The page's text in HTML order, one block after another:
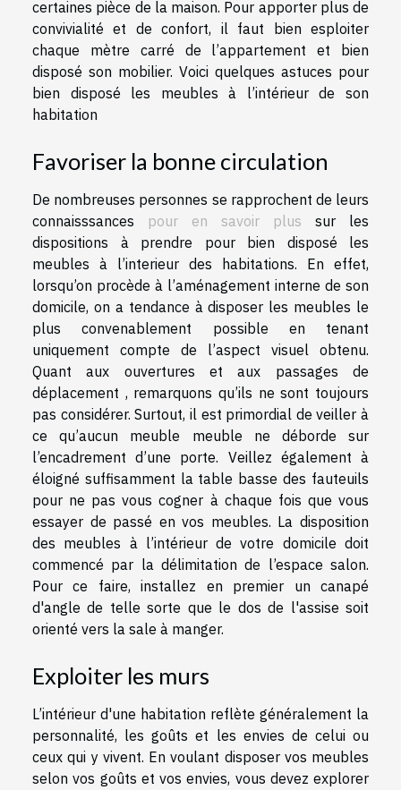
certaines pièce de la maison. Pour apporter plus de
convivialité et de confort, il faut bien esploiter
chaque mètre carré de l’appartement et bien
disposé son mobilier. Voici quelques astuces pour
bien disposé les meubles à l’intérieur de son
habitation
Favoriser la bonne circulation
De nombreuses personnes se rapprochent de leurs
connaisssances pour en savoir plus sur les
dispositions à prendre pour bien disposé les
meubles à l’interieur des habitations. En effet,
lorsqu’on procède à l’aménagement interne de son
domicile, on a tendance à disposer les meubles le
plus convenablement possible en tenant
uniquement compte de l’aspect visuel obtenu.
Quant aux ouvertures et aux passages de
déplacement , remarquons qu’ils ne sont toujours
pas considérer. Surtout, il est primordial de veiller à
ce qu’aucun meuble meuble ne déborde sur
l’encadrement d’une porte. Veillez également à
éloigné suffisamment la table basse des fauteuils
pour ne pas vous cogner à chaque fois que vous
essayer de passé en vos meubles. La disposition
des meubles à l’intérieur de votre domicile doit
commencé par la délimitation de l’espace salon.
Pour ce faire, installez en premier un canapé
d'angle de telle sorte que le dos de l'assise soit
orienté vers la sale à manger.
Exploiter les murs
L’intérieur d'une habitation reflète généralement la
personnalité, les goûts et les envies de celui ou
ceux qui y vivent. En voulant disposer vos meubles
selon vos goûts et vos envies, vous devez explorer